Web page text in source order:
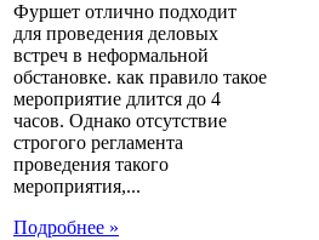
Фуршет отлично подходит
для проведения деловых
встреч в неформальной
обстановке. как правило такое
мероприятие длится до 4
часов. Однако отсутствие
строгого регламента
проведения такого
мероприятия,...
Подробнее »